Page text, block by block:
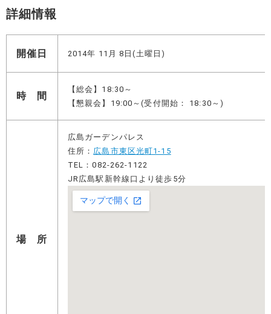
詳細情報
開催日 2014年 11月 8日(土曜日)
時 間
【総会】18:30～
【懇親会】19:00～(受付開始： 18:30～)
場 所
広島ガーデンパレス
住所： 広島市東区光町1-15
TEL：082-262-1122
JR広島駅新幹線口より徒歩5分